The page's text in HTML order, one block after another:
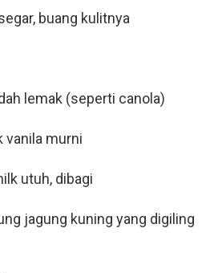
buang kulitnya
lemak (seperti canola)
vanila murni
utuh, dibagi
jagung kuning yang digiling